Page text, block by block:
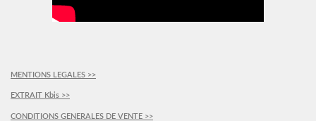
MENTIONS LEGALES >>
EXTRAIT Kbis >>
CONDITIONS GENERALES DE VENTE >>